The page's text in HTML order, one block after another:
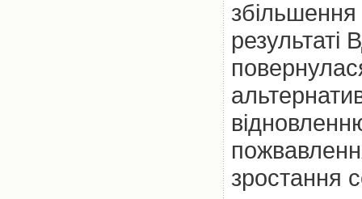
результаті
зростання